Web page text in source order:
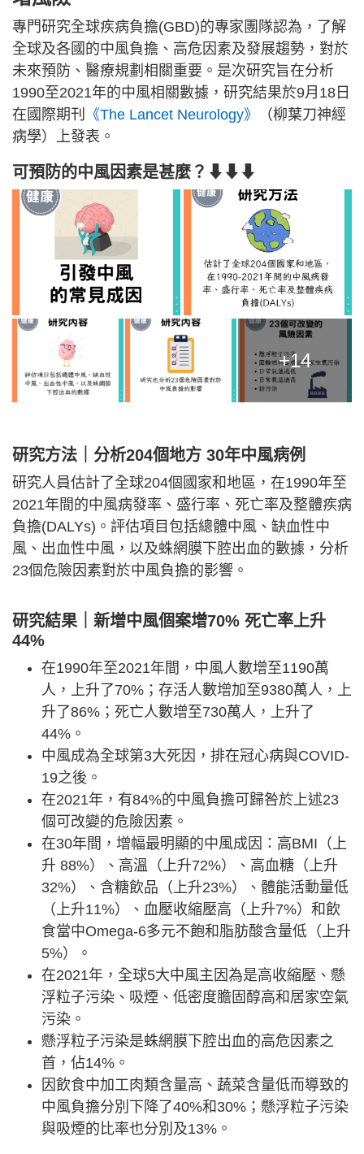
專門研究全球疾病負擔(GBD)的專家團隊認為，了解
全球及各國的中風負擔、高危因素及發展趨勢，對於
未來預防、醫療規劃相關重要。是次研究旨在分析
1990至2021年的中風相關數據，研究結果於9月18日
在國際期刊
《The Lancet Neurology》
（柳葉刀神經
病學）上發表。
可預防的中風因素是甚麼？⬇⬇⬇
+14
研究方法｜分析204個地方 30年中風病例
研究人員估計了全球204個國家和地區，在1990年至
2021年間的中風病發率、盛行率、死亡率及整體疾病
負擔(DALYs)。評估項目包括總體中風、缺血性中
風、出血性中風，以及蛛網膜下腔出血的數據，分析
23個危險因素對於中風負擔的影響。
研究結果｜新增中風個案增70% 死亡率上升
44%
在1990年至2021年間，中風人數增至1190萬
人，上升了70%；存活人數增加至9380萬人，上
升了86%；死亡人數增至730萬人，上升了
44%。
中風成為全球第3大死因，排在冠心病與COVID-
19之後。
在2021年，有84%的中風負擔可歸咎於上述23
個可改變的危險因素。
在30年間，增幅最明顯的中風成因：高BMI（上
升 88%）、高溫（上升72%）、高血糖（上升
32%）、含糖飲品（上升23%）、體能活動量低
（上升11%）、血壓收縮壓高（上升7%）和飲
食當中Omega-6多元不飽和脂肪酸含量低（上升
5%）。
在2021年，全球5大中風主因為是高收縮壓、懸
浮粒子污染、吸煙、低密度膽固醇高和居家空氣
污染。
懸浮粒子污染是蛛網膜下腔出血的高危因素之
首，佔14%。
因飲食中加工肉類含量高、蔬菜含量低而導致的
中風負擔分別下降了40%和30%；懸浮粒子污染
與吸煙的比率也分別及13%。